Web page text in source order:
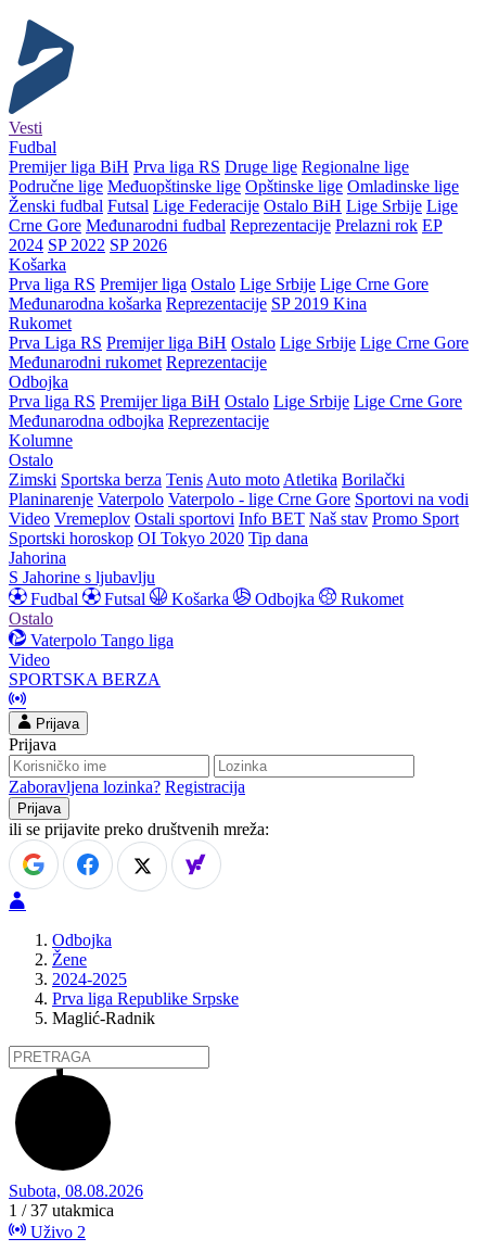
Vesti
Fudbal
Premijer liga BiH Prva liga RS Druge lige Regionalne lige
Područne lige Međuopštinske lige Opštinske lige Omladinske lige
Ženski fudbal Futsal Lige Federacije Ostalo BiH Lige Srbije Lige
Crne Gore Međunarodni fudbal Reprezentacije Prelazni rok EP
2024 SP 2022 SP 2026
Košarka
Prva liga RS Premijer liga Ostalo Lige Srbije Lige Crne Gore
Međunarodna košarka Reprezentacije SP 2019 Kina
Rukomet
Prva Liga RS Premijer liga BiH Ostalo Lige Srbije Lige Crne Gore
Međunarodni rukomet Reprezentacije
Odbojka
Prva liga RS Premijer liga BiH Ostalo Lige Srbije Lige Crne Gore
Međunarodna odbojka Reprezentacije
Kolumne
Ostalo
Zimski Sportska berza Tenis Auto moto Atletika Borilački
Planinarenje Vaterpolo Vaterpolo - lige Crne Gore Sportovi na vodi
Video Vremeplov Ostali sportovi Info BET Naš stav Promo Sport
Sportski horoskop OI Tokyo 2020 Tip dana
Jahorina
S Jahorine s ljubavlju
Fudbal
Futsal Košarka Odbojka
Rukomet
Ostalo
Vaterpolo Tango liga
Video
SPORTSKA BERZA
Prijava
Prijava
Zaboravljena lozinka? Registracija
ili se prijavite preko društvenih mreža:
Odbojka
Žene
2024-2025
Prva liga Republike Srpske
Maglić-Radnik
Subota, 08.08.2026
1 / 37 utakmica
Uživo 2